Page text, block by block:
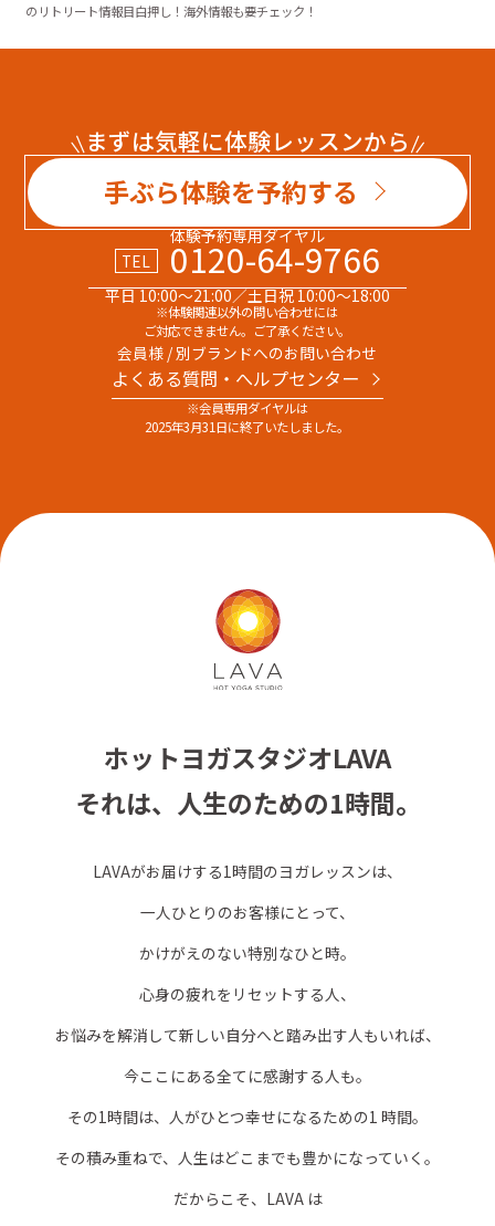
のリトリート情報目白押し！海外情報も要チェック！
まずは気軽に体験レッスンから
手ぶら体験を予約する
体験予約専用ダイヤル
TEL
0120-64-9766
平日 10:00～21:00／土日祝 10:00～18:00
※体験関連以外の問い合わせには
ご対応できません。ご了承ください。
会員様 / 別ブランドへのお問い合わせ
よくある質問・へルプセンター
※会員専用ダイヤルは
2025年3月31日に終了いたしました。
ホットヨガスタジオLAVA
それは、人生のための1時間。
LAVAがお届けする1時間のヨガレッスンは、
一人ひとりのお客様にとって、
かけがえのない特別なひと時。
心身の疲れをリセットする人、
お悩みを解消して新しい自分へと踏み出す人もいれば、
今ここにある全てに感謝する人も。
その1時間は、人がひとつ幸せになるための1 時間。
その積み重ねで、人生はどこまでも豊かになっていく。
だからこそ、LAVA は